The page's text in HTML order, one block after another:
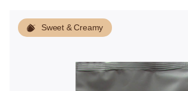
Sweet & Creamy